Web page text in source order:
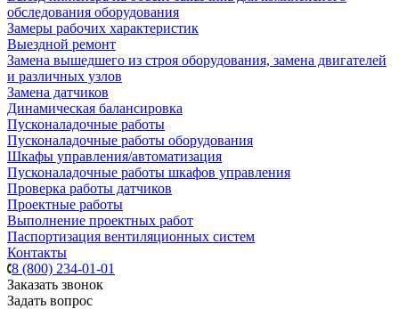
обследования оборудования
Замеры рабочих характеристик
Выездной ремонт
Замена вышедшего из строя оборудования, замена двигателей
и различных узлов
Замена датчиков
Динамическая балансировка
Пусконаладочные работы
Пусконаладочные работы оборудования
Шкафы управления/автоматизация
Пусконаладочные работы шкафов управления
Проверка работы датчиков
Проектные работы
Выполнение проектных работ
Паспортизация вентиляционных систем
Контакты
8 (800) 234-01-01
Заказать звонок
Задать вопрос